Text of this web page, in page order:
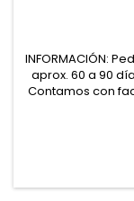
INFORMACIÓN:
aprox. 60 a 90
Contamos con